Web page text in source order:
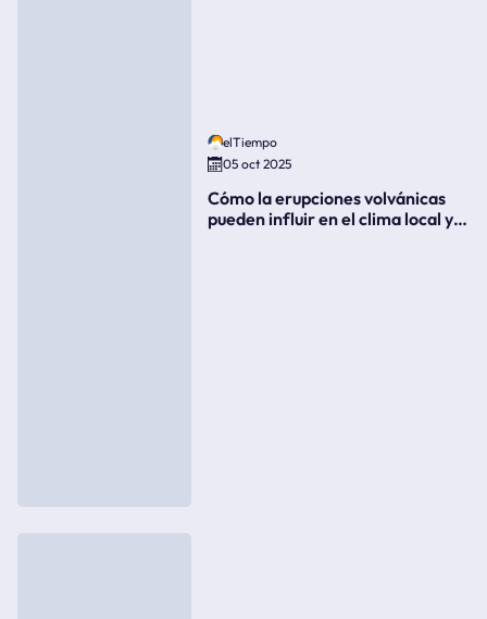
elTiempo
05 oct 2025
Cómo la erupciones volvánicas
pueden influir en el clima local y